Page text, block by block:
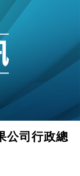
逾3年最長跌勢
勝預期 貿易順
單日斥6.28萬億
部分彈藥庫存緊
元押注未上市公
中期息增15%至
公司行政總